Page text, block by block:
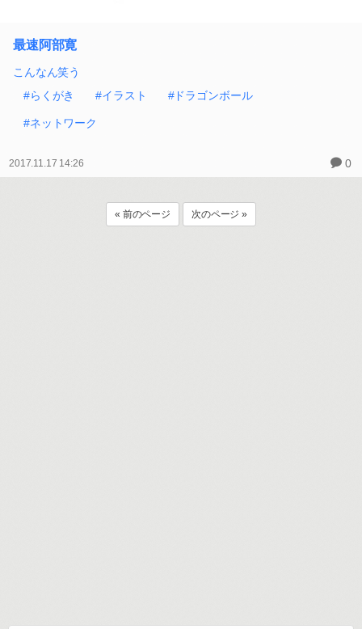
最速阿部寛
こんなん笑う
#らくがき
#イラスト #ドラゴンボール
#ネットワーク
2017.11.17 14:26 0
« 前のページ 次のページ »